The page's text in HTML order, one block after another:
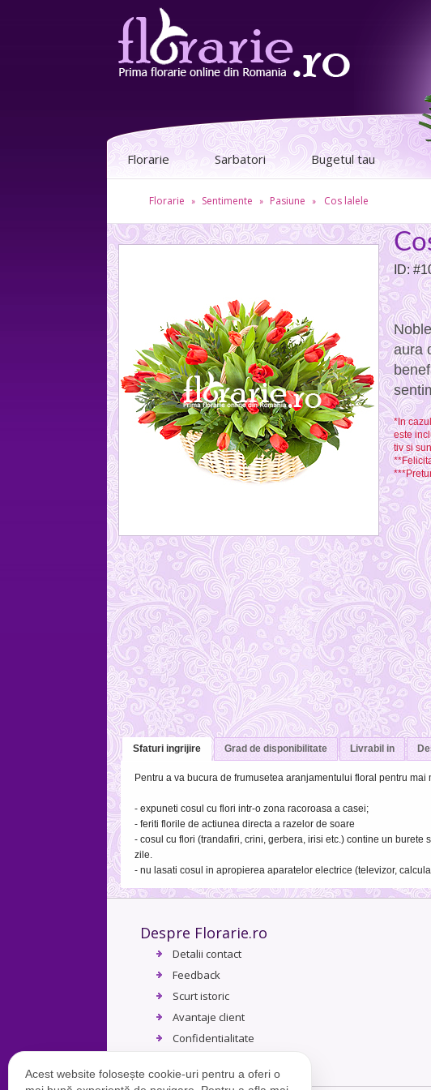
Florarie Sarbatori Bugetul tau
Florarie » Sentimente » Pasiune » Cos lalele
ID:
aura
*In
este
tiv si
Spumant
59 ron
Sfaturi ingrijire Grad de disponibilitate Livrabil in
Pentru a va bucura de frumusetea aranjamentului floral pentru mai
- expuneti cosul cu flori intr-o zona racoroasa a casei;
- feriti florile de actiunea directa a razelor de soare
- cosul cu flori (trandafiri, crini, gerbera, irisi etc.) contine un
zile.
- nu lasati cosul in apropierea aparatelor electrice (televizor,
Despre Florarie.ro
Detalii contact
Feedback
Scurt istoric
Avantaje client
Confidentialitate
Acest website folosește cookie-uri pentru a oferi o